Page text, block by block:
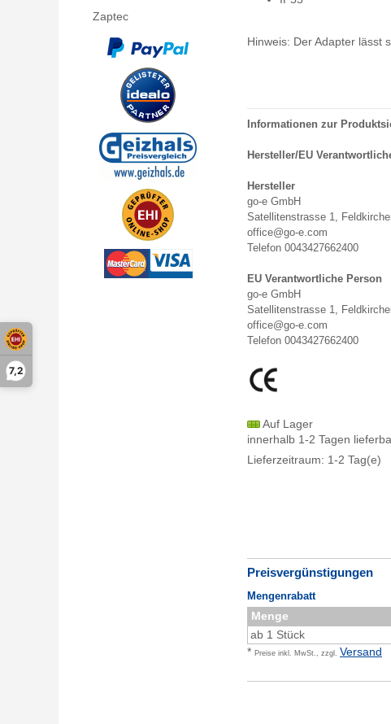
7,2
Zaptec
Hinweis: Der Adapter lässt
Informationen zur
Hersteller/EU
Hersteller
go-e GmbH
Satellitenstrasse 1,
office@go-e.com
Telefon 0043427662400
EU Verantwortliche Person
go-e GmbH
Satellitenstrasse 1,
office@go-e.com
Telefon 0043427662400
Auf Lager
innerhalb 1-2 Tagen
Lieferzeitraum: 1-2 Tag(e)
Preisvergünstigungen
Mengenrabatt
Menge
ab 1 Stück
* Preise inkl. MwSt., zzgl. Versand